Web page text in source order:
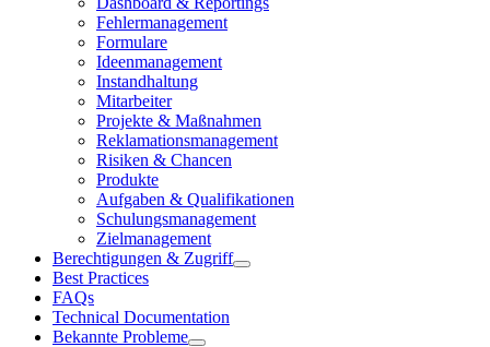
Fehlermanagement
Formulare
Ideenmanagement
Instandhaltung
Mitarbeiter
Projekte & Maßnahmen
Reklamationsmanagement
Risiken & Chancen
Produkte
Aufgaben & Qualifikationen
Schulungsmanagement
Zielmanagement
Berechtigungen & Zugriff
Best Practices
FAQs
Technical Documentation
Bekannte Probleme